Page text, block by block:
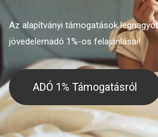
Az alapítványi támogatások
jövedelemadó 1%-os felajánlásai!
ADÓ 1% Támogatásról